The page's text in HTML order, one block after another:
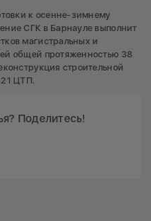
к осенне-зимнему
СГК в Барнауле выполнит
магистральных и
общей протяженностью 38
строительной
21 ЦТП.
Поделитесь!